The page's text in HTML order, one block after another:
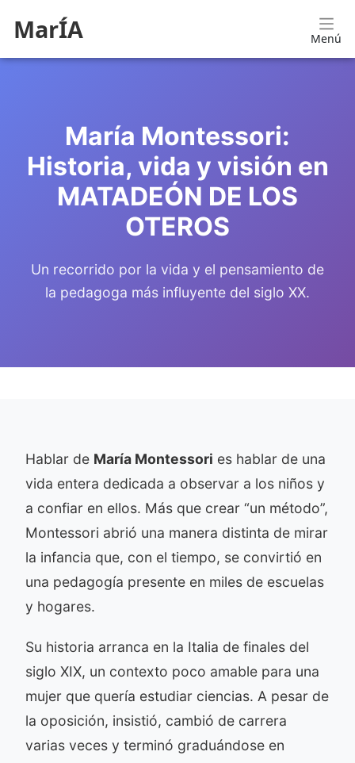
MarÍA Menú
María Montessori:
Historia, vida y visión en
MATADEÓN DE LOS
OTEROS
Un recorrido por la vida y el pensamiento de
la pedagoga más influyente del siglo XX.
Hablar de María Montessori es hablar de una
vida entera dedicada a observar a los niños y
a confiar en ellos. Más que crear “un método”,
Montessori abrió una manera distinta de mirar
la infancia que, con el tiempo, se convirtió en
una pedagogía presente en miles de escuelas
y hogares.
Su historia arranca en la Italia de finales del
siglo XIX, un contexto poco amable para una
mujer que quería estudiar ciencias. A pesar de
la oposición, insistió, cambió de carrera
varias veces y terminó graduándose en